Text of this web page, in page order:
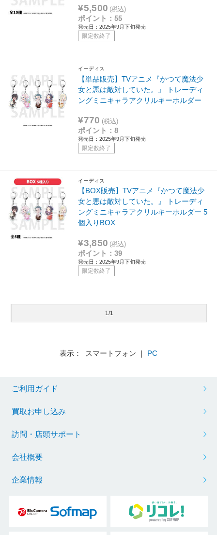
¥5,500 (税込)
ポイント：55
発売日：2025年9月下旬発売
限定数終了
イーディス
【単品販売】TVアニメ『かつて魔法少
女と悪は敵対していた。』 トレーディ
ングミニキャラアクリルキーホルダー
¥770 (税込)
ポイント：8
発売日：2025年9月下旬発売
限定数終了
イーディス
【BOX販売】TVアニメ『かつて魔法少
女と悪は敵対していた。』 トレーディ
ングミニキャラアクリルキーホルダー 5
個入りBOX
¥3,850 (税込)
ポイント：39
発売日：2025年9月下旬発売
限定数終了
1/1
表示： スマートフォン ｜ PC
ご利用ガイド
買取お申し込み
訪問・店頭サポート
会社概要
企業情報